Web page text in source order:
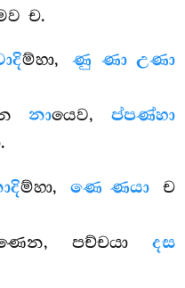
ච.
ම්හා,ණු ණා උණා
නායෙව, ප්පණ්හා
ම්හා, ණෙ ණයා ච
පච්චයා දස